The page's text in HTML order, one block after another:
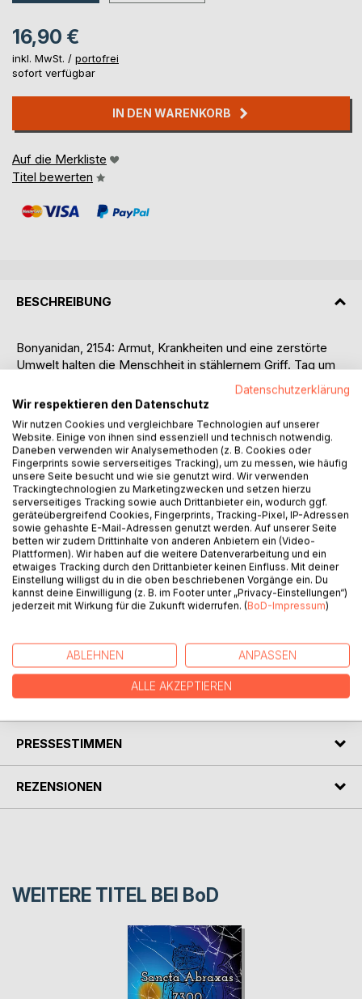
16,90 €
inkl. MwSt. / portofrei
sofort verfügbar
IN DEN WARENKORB
Auf die Merkliste
Titel bewerten
BESCHREIBUNG
Bonyanidan, 2154: Armut, Krankheiten und eine zerstörte
Umwelt halten die Menschheit in stählernem Griff. Tag um
Tag wartet der Cyborg-Agent Arkturus im Standby-Modus
auf seine Aufträge. Er tötet ohne Gefühl, ohne zu
hinterfragen, im schier unendlichen, weil programmierten,
Vertrauen zu seinem Auftraggeber, dem Geheimdienst.
Dieser schützt die wenigen Privilegierten auf einer
Plattform, die in 23.000 Kilometern Höhe über der Erde
schwebt und ihren Bewohnern ein paradiesisches Leben
ermöglicht.
Eines Tages geschieht eine Panne, sodass die
Computerchips im Gehirn des Agenten repariert werden
müssen. Dabei wird er sich seiner menschlichen Seite
bewusst. Plötzlich drängen sich Fragen auf: Was steckt
wirklich hinter seinen Aufträgen? Was hat es mit den
Gerüchten um das Sternsystem Tau Ceti auf sich? Die
Menschheit steht auf Messers Schneide.
AUTOR/IN
PRESSESTIMMEN
REZENSIONEN
WEITERE TITEL BEI BoD
Datenschutzerklärung
Wir respektieren den Datenschutz
Wir nutzen Cookies und vergleichbare Technologien auf unserer
Website. Einige von ihnen sind essenziell und technisch notwendig.
Daneben verwenden wir Analysemethoden (z. B. Cookies oder
Fingerprints sowie serverseitiges Tracking), um zu messen, wie häufig
unsere Seite besucht und wie sie genutzt wird. Wir verwenden
Trackingtechnologien zu Marketingzwecken und setzen hierzu
serverseitiges Tracking sowie auch Drittanbieter ein, wodurch ggf.
geräteübergreifend Cookies, Fingerprints, Tracking-Pixel, IP-Adressen
sowie gehashte E-Mail-Adressen genutzt werden. Auf unserer Seite
betten wir zudem Drittinhalte von anderen Anbietern ein (Video-
Plattformen). Wir haben auf die weitere Datenverarbeitung und ein
etwaiges Tracking durch den Drittanbieter keinen Einfluss. Mit deiner
Einstellung willigst du in die oben beschriebenen Vorgänge ein. Du
kannst deine Einwilligung (z. B. im Footer unter „Privacy-Einstellungen“)
jederzeit mit Wirkung für die Zukunft widerrufen. (BoD-Impressum)
ABLEHNEN ANPASSEN
ALLE AKZEPTIEREN